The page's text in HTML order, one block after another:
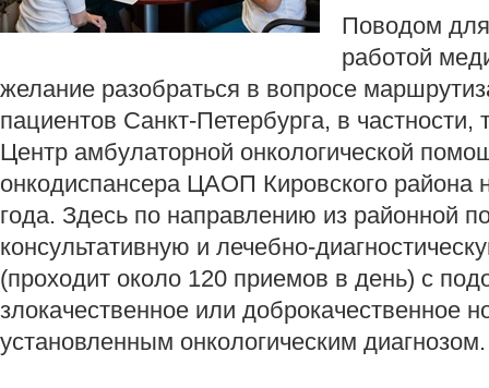
Поводом для
работой
желание разобраться в вопросе
пациентов Санкт-Петербурга, в частности,
Центр амбулаторной онкологической
онкодиспансера ЦАОП Кировского района
года. Здесь по направлению из районной
консультативную и лечебно-
(проходит около 120 приемов в день) с
злокачественное или доброкачественное
установленным онкологическим диагнозом.